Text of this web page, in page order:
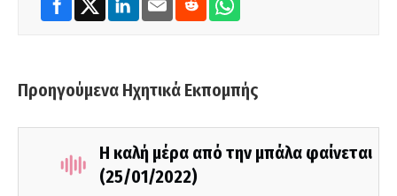
Προηγούμενα Ηχητικά Εκπομπής
Η καλή μέρα από την μπάλα φαίνεται
(25/01/2022)